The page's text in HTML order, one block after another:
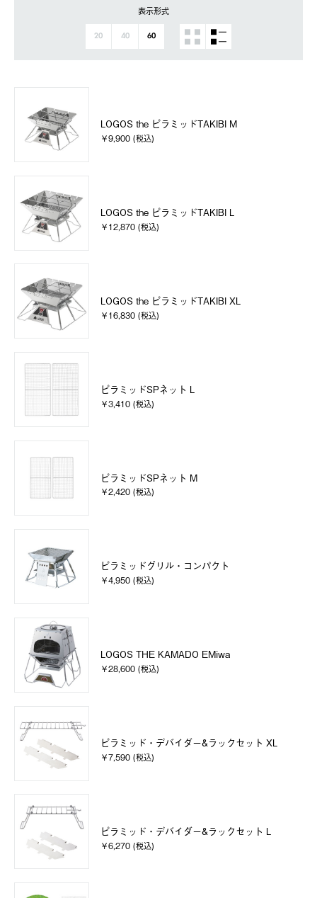
表示形式
20 40 60
LOGOS the ピラミッドTAKIBI M
￥9,900 (税込)
LOGOS the ピラミッドTAKIBI L
￥12,870 (税込)
LOGOS the ピラミッドTAKIBI XL
￥16,830 (税込)
ピラミッドSPネット L
￥3,410 (税込)
ピラミッドSPネット M
￥2,420 (税込)
ピラミッドグリル・コンパクト
￥4,950 (税込)
LOGOS THE KAMADO EMiwa
￥28,600 (税込)
ピラミッド・デバイダー&ラックセット XL
￥7,590 (税込)
ピラミッド・デバイダー&ラックセット L
￥6,270 (税込)